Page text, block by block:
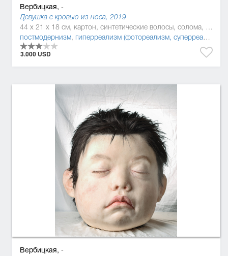
Вербицкая, -
Девушка с кровью из носа, 2019
44 x 21 x 18 см, картон, синтетические волосы, солома, силикон, смола
постмодернизм, гиперреализм (фотореализм, суперреализм)
3.000 USD
Вербицкая, -